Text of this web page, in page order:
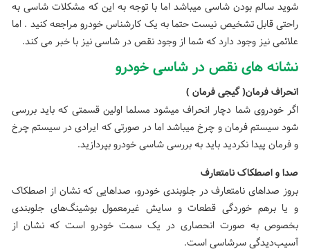
شوید سالم بودن شاسی میباشد اما با توجه به این که مشکلات شاسی به
راحتی قابل تشخیص نیست حتما به یک کارشناس خودرو مراجعه کنید . اما
علائمی نیز وجود دارد که شما از وجود نقص در شاسی نیز با خبر می کند.
نشانه های نقص در شاسی خودرو
انحراف فرمان( گیجی فرمان )
اگر خودروی شما دچار انحراف میشود مسلما اولین قسمتی که باید بررسی
شود سیستم فرمان و چرخ میباشد اما در صورتی که ایرادی در سیستم چرخ
و فرمان پیدا نکردید باید به بررسی شاسی خودرو بپردازید.
صدا‌ و اصطکاک نامتعارف
بروز صداهای نامتعارف در جلوبندی خودرو، صداهایی که نشان از اصطکاک
و یا برهم خوردگی قطعات و سایش غیرمعمول بوشینگ‌های جلوبندی
بخصوص به صورت انحصاری در یک سمت خودرو است که نشان از
آسیب‌دیدگی سرشاسی است.